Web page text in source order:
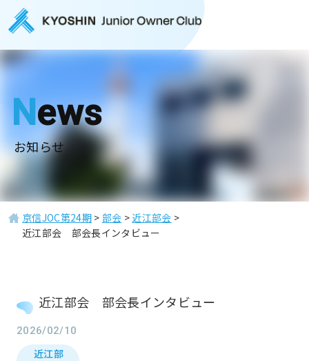
News
お知らせ
京信JOC第24期> 部会 > 近江部会 >
近江部会 部会長インタビュー
近江部会 部会長インタビュー
2026/02/10
近江部